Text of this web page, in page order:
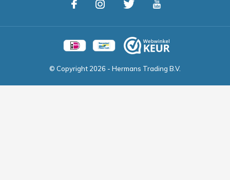
© Copyright 2026 - Hermans Trading B.V.